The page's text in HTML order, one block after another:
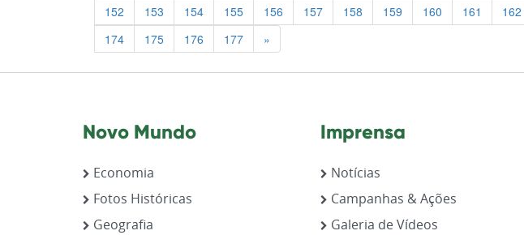
152
153 154 155 156 157 158 159 160 161 162
174
175 176 177 »
Novo Mundo
Economia
Fotos Históricas
Geografia
Imprensa
Notícias
Campanhas & Ações
Galeria de Vídeos